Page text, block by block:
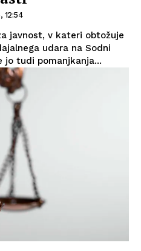
12:54
javnost, v kateri obtožuje
udara na Sodni
jo tudi pomanjkanja...